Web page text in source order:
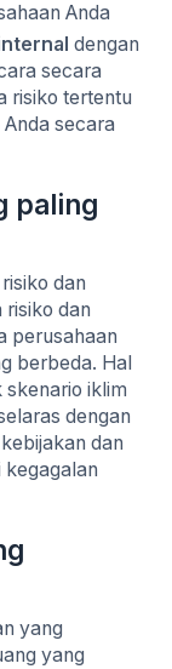
Anda
dengan
secara
risiko tertentu
secara
paling
dan
risiko dan
perusahaan
berbeda. Hal
iklim
dengan
dan
kegagalan
yang
yang